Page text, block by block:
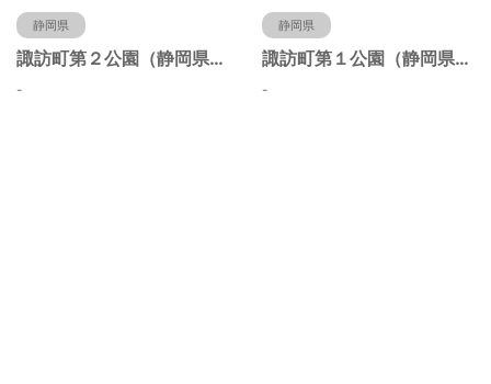
静岡県
諏訪町第２公園（静岡県静岡市）
-
静岡県
諏訪町第１公園（静岡県静岡市）
-